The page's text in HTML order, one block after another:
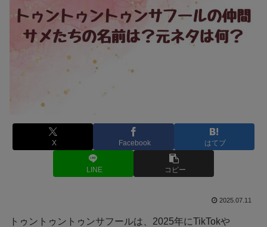
X Facebook はてブ
LINE コピー
2025.07.11
トゥントゥントゥンサフールは、2025年にTikTokや